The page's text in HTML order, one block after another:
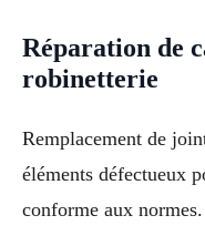
Réparation de
robinetterie
Remplacement de
éléments défectueux
conforme aux normes.